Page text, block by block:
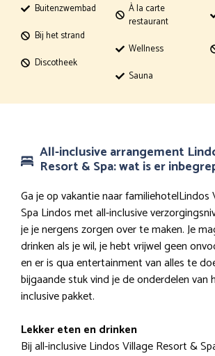
Buitenzwembad
Bij het strand
Discotheek
À la carte
restaurant
Wellness
Sauna
All-inclusive arrangement
Resort & Spa: wat is er
Ga je op vakantie naar
Spa Lindos met all-inclusive
je je nergens zorgen over te maken. Je
drinken als je wil, je hebt vrijwel geen
en er is qua entertainment van alles te
bijgaande stuk vind je de onderdelen van
inclusive pakket.
Lekker eten en drinken
Bij all-inclusive Lindos Village Resort &